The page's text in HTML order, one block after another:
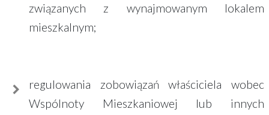
związanych z wynajmowanym lokalem
mieszkalnym;
regulowania zobowiązań właściciela wobec
Wspólnoty Mieszkaniowej lub innych